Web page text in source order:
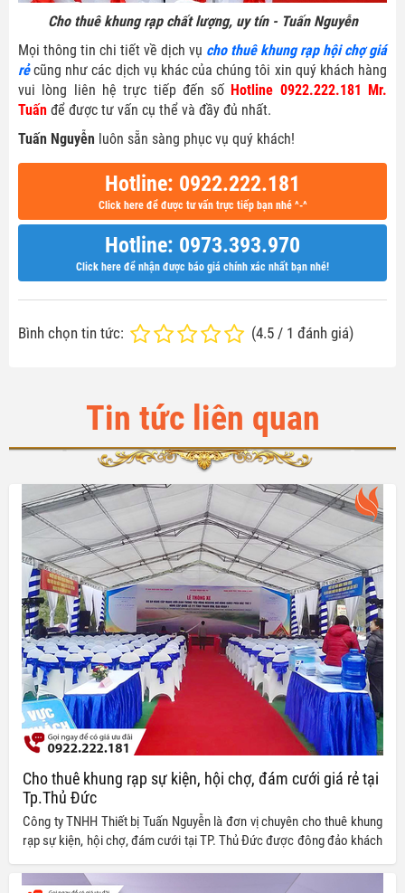
Cho thuê khung rạp chất lượng, uy tín - Tuấn Nguyễn
Mọi thông tin chi tiết về dịch vụ cho thuê khung rạp hội chợ giá
rẻcũng như các dịch vụ khác của chúng tôi xin quý khách hàng
vui lòng liên hệ trực tiếp đến số Hotline 0922.222.181 Mr.
Tuấn để được tư vấn cụ thể và đầy đủ nhất.
Tuấn Nguyễn luôn sẵn sàng phục vụ quý khách!
Hotline: 0922.222.181
Click here để được tư vấn trực tiếp bạn nhé ^-^
Hotline: 0973.393.970
Click here để nhận được báo giá chính xác nhất bạn nhé!
Bình chọn tin tức: (4.5 / 1 đánh giá)
Tin tức liên quan
Cho thuê khung rạp sự kiện, hội chợ, đám cưới giá rẻ tại
Tp.Thủ Đức
Công ty TNHH Thiết bị Tuấn Nguyễn là đơn vị chuyên cho thuê khung
rạp sự kiện, hội chợ, đám cưới tại TP. Thủ Đức được đông đảo khách
hàng những dịch vụ chất lượng cùng mức giá siêu ưu đãi so với thị